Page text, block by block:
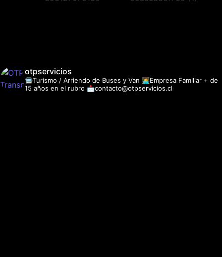
otpservicios
🚍Turismo / Arriendo de Buses y Van 👩‍💻Empresa Familiar + de
15 años en el rubro 📩contacto@otpservicios.cl